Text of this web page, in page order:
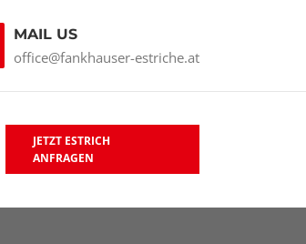
MAIL US
office@fankhauser-estriche.at
JETZT ESTRICH
ANFRAGEN